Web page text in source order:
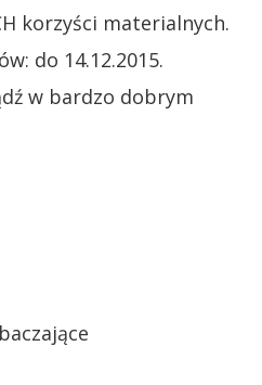
korzyści materialnych.
do 14.12.2015.
w bardzo dobrym